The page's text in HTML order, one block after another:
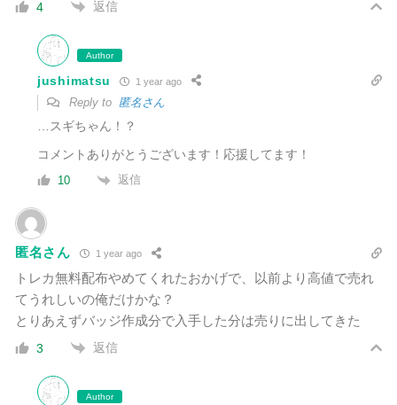
4 返信
Author
jushimatsu 1 year ago
Reply to 匿名さん
…スギちゃん！？
コメントありがとうございます！応援してます！
10 返信
匿名さん 1 year ago
トレカ無料配布やめてくれたおかげで、以前より高値で売れ
てうれしいの俺だけかな？
とりあえずバッジ作成分で入手した分は売りに出してきた
3 返信
Author